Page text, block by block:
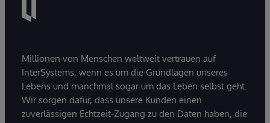
Millionen von Menschen weltweit vertrauen auf
InterSystems, wenn es um die Grundlagen unseres
Lebens und manchmal sogar um das Leben selbst geht.
Wir sorgen dafür, dass unsere Kunden einen
zuverlässigen Echtzeit-Zugang zu den Daten haben, die